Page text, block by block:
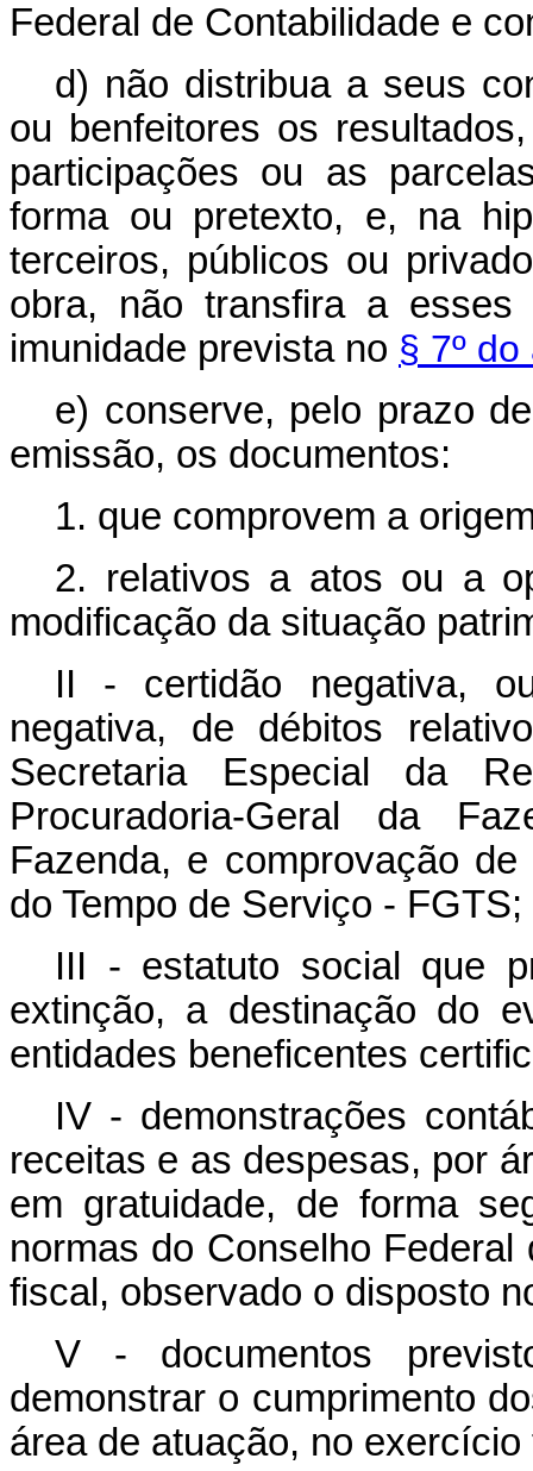
Federal de Contabilidade e
d) não distribua a seus
ou benfeitores os
participações ou as
forma ou pretexto, e, na
terceiros, públicos ou
obra, não transfira a
imunidade prevista no § 7º
e) conserve, pelo prazo
emissão, os documentos:
1. que comprovem a
2. relativos a atos ou a
modificação da situação
II - certidão negativa,
negativa, de débitos
Secretaria Especial da
Procuradoria-Geral da
Fazenda, e comprovação
do Tempo de Serviço - FGTS;
III - estatuto social que
extinção, a destinação do
entidades beneficentes
IV - demonstrações
receitas e as despesas, por
em gratuidade, de forma
normas do Conselho
fiscal, observado o disposto
V - documentos
demonstrar o cumprimento
área de atuação, no